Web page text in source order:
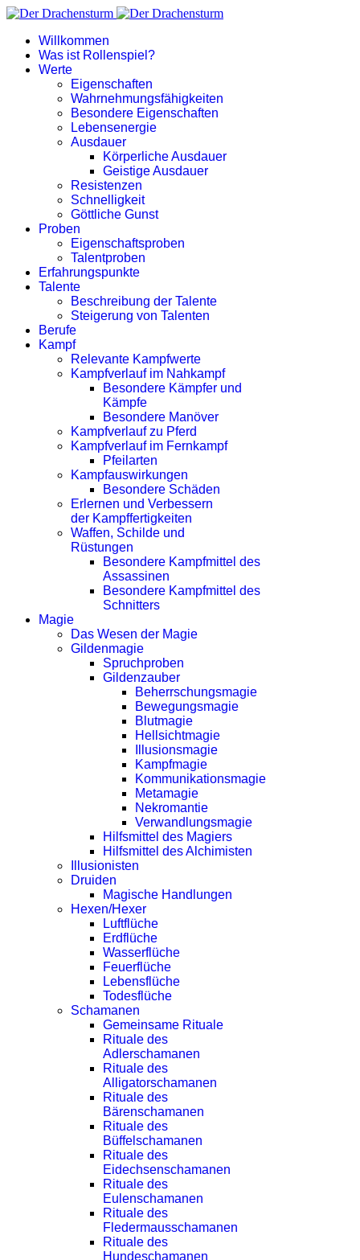
Willkommen
Was ist Rollenspiel?
Werte
Eigenschaften
Wahrnehmungsfähigkeiten
Besondere Eigenschaften
Lebensenergie
Ausdauer
Körperliche Ausdauer
Geistige Ausdauer
Resistenzen
Schnelligkeit
Göttliche Gunst
Proben
Eigenschaftsproben
Talentproben
Erfahrungspunkte
Talente
Beschreibung der Talente
Steigerung von Talenten
Berufe
Kampf
Relevante Kampfwerte
Kampfverlauf im Nahkampf
Besondere Kämpfer und
Kämpfe
Besondere Manöver
Kampfverlauf zu Pferd
Kampfverlauf im Fernkampf
Pfeilarten
Kampfauswirkungen
Besondere Schäden
Erlernen und Verbessern
der Kampffertigkeiten
Waffen, Schilde und
Rüstungen
Besondere Kampfmittel des
Assassinen
Besondere Kampfmittel des
Schnitters
Magie
Das Wesen der Magie
Gildenmagie
Spruchproben
Gildenzauber
Beherrschungsmagie
Bewegungsmagie
Blutmagie
Hellsichtmagie
Illusionsmagie
Kampfmagie
Kommunikationsmagie
Metamagie
Nekromantie
Verwandlungsmagie
Hilfsmittel des Magiers
Hilfsmittel des Alchimisten
Illusionisten
Druiden
Magische Handlungen
Hexen/Hexer
Luftflüche
Erdflüche
Wasserflüche
Feuerflüche
Lebensflüche
Todesflüche
Schamanen
Gemeinsame Rituale
Rituale des
Adlerschamanen
Rituale des
Alligatorschamanen
Rituale des
Bärenschamanen
Rituale des
Büffelschamanen
Rituale des
Eidechsenschamanen
Rituale des
Eulenschamanen
Rituale des
Fledermausschamanen
Rituale des
Hundeschamanen